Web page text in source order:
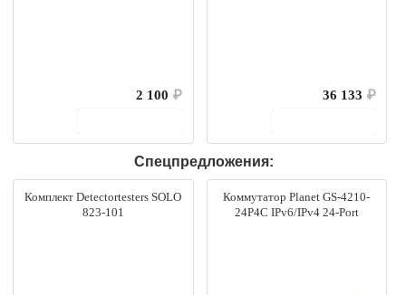
2 100 ₽
36 133 ₽
Спецпредложения:
Комплект Detectortesters SOLO
823-101
Коммутатор Planet GS-4210-
24P4C IPv6/IPv4 24-Port